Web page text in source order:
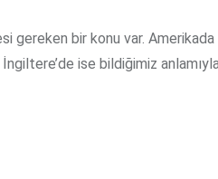
gereken bir konu var.
ise bildiğimiz